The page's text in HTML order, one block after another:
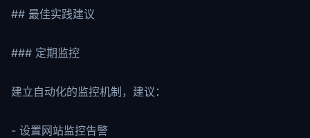
## 最佳实践建议
### 定期监控
建立自动化的监控机制，建议：
- 设置网站监控告警